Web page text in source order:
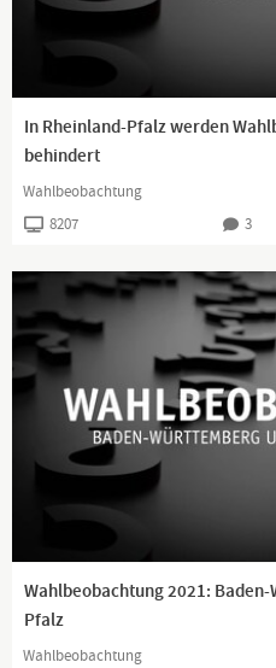
​​In Rheinland-Pfalz werden
behindert
Wahlbeobachtung
8207 3
Wahlbeobachtung 2021:
Pfalz
Wahlbeobachtung